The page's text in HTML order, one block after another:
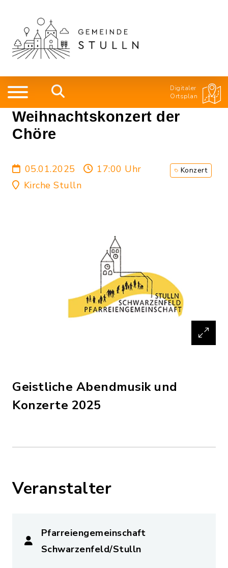
Digitaler
Ortsplan
Weihnachtskonzert der
Chöre
05.01.2025
17:00 Uhr
Kirche Stulln
Konzert
Geistliche Abendmusik und
Konzerte 2025
Veranstalter
Pfarreiengemeinschaft
Schwarzenfeld/Stulln